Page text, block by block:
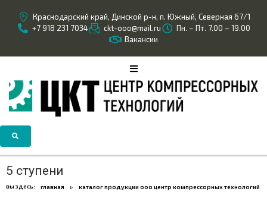
Краснодарский край, Динской р-н, п. Южный, Северная 67/1
+7 918 231 7034
ckt-ooo@mail.ru
Пн. – Пт. 7.00 – 19.00
Вакансии
5 ступени
вы здесь: главная
каталог продукции ооо центр компрессорных технологий